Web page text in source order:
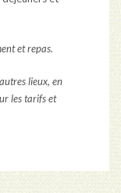
et repas.
lieux, en
les tarifs et